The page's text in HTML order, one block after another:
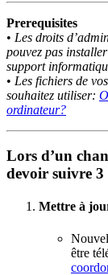
Prerequisites
• Les droits
pouvez pas
support
• Les fichiers de
souhaitez utiliser:
ordinateur?
Lors d’un
devoir suivre 3
Mettre à
être